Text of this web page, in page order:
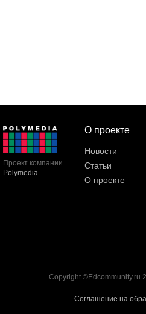
Проект компании
Polymedia
О проекте
Новости
Статьи
О проекте
Copyright ©Edcommunity.ru
Соглашение на